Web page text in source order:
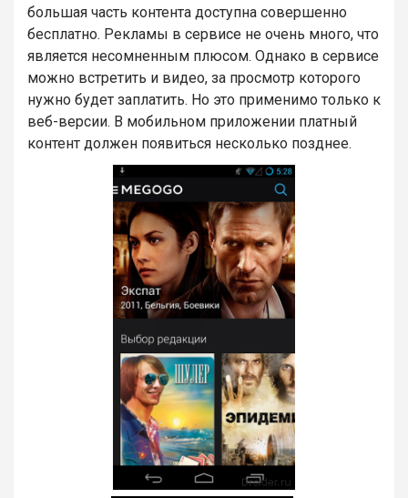
большая часть контента доступна совершенно
бесплатно. Рекламы в сервисе не очень много, что
является несомненным плюсом. Однако в сервисе
можно встретить и видео, за просмотр которого
нужно будет заплатить. Но это применимо только к
веб-версии. В мобильном приложении платный
контент должен появиться несколько позднее.